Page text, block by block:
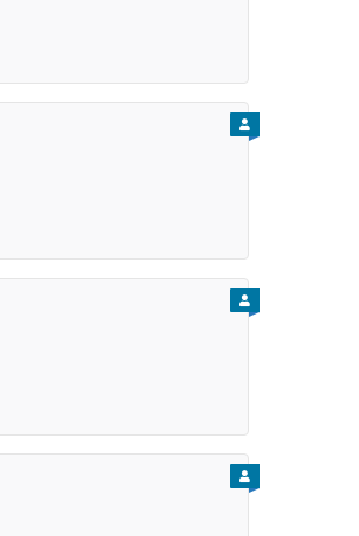
PARA CIDADÃO
PARA CIDADÃO
PARA CIDADÃO